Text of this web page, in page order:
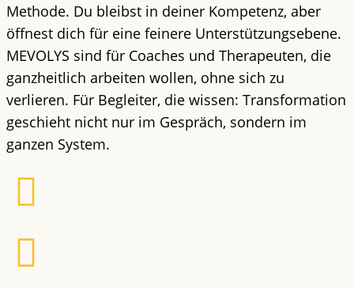
Methode. Du bleibst in deiner Kompetenz, aber
öffnest dich für eine feinere Unterstützungsebene.
MEVOLYS sind für Coaches und Therapeuten, die
ganzheitlich arbeiten wollen, ohne sich zu
verlieren. Für Begleiter, die wissen: Transformation
geschieht nicht nur im Gespräch, sondern im
ganzen System.